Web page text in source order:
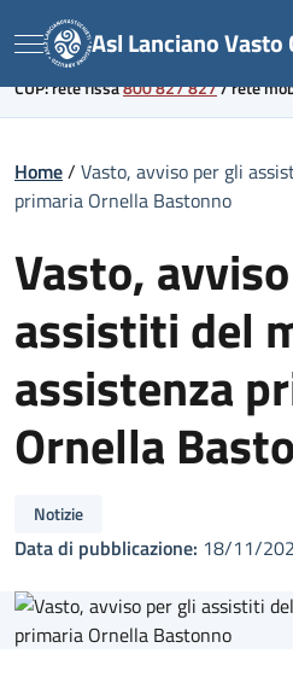
to
content
Link al portale sanitario regionale
Menu Asl Lanciano Vasto
CUP: rete fissa800 827 827/rete
Home/ Vasto, avviso per gli
primaria Ornella Bastonno
Vasto,
assistiti del
assistenza
Ornella
Notizie
Data di pubblicazione: 18/11/